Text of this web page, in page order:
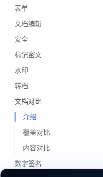
表单
文档编辑
安全
标记密文
水印
转档
文档对比
介绍
覆盖对比
内容对比
数字签名